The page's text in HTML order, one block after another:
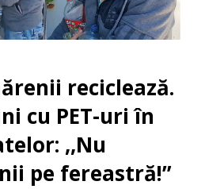
reciclează.
cu PET-uri în
,,Nu
pe fereastră!”